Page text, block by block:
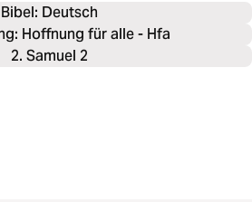
Bibel: Deutsch
Hoffnung für alle - Hfa
2. Samuel 2